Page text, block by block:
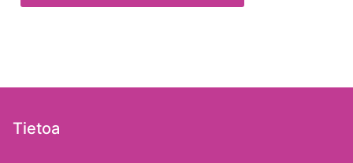
Tietoa